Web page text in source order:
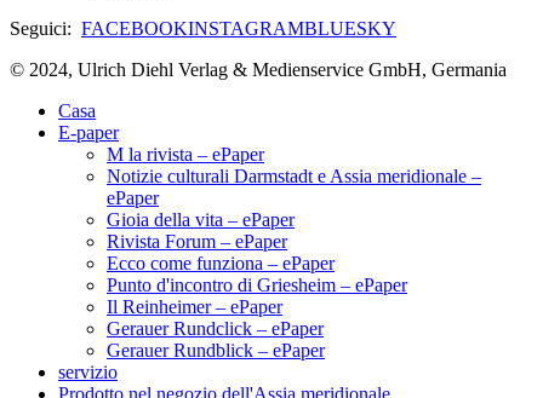
Seguici: FACEBOOKINSTAGRAMBLUESKY
© 2024, Ulrich Diehl Verlag & Medienservice GmbH, Germania
Casa
E-paper
M la rivista – ePaper
Notizie culturali Darmstadt e Assia meridionale –
ePaper
Gioia della vita – ePaper
Rivista Forum – ePaper
Ecco come funziona – ePaper
Punto d'incontro di Griesheim – ePaper
Il Reinheimer – ePaper
Gerauer Rundclick – ePaper
Gerauer Rundblick – ePaper
servizio